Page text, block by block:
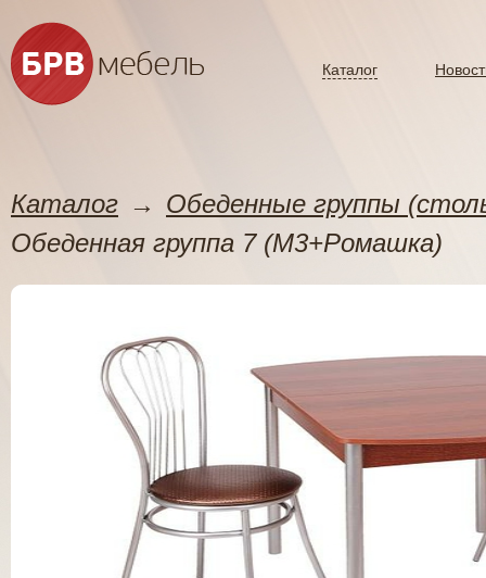
Каталог
Каталог → Обеденные группы
Обеденная группа 7 (М3+Ромашка)